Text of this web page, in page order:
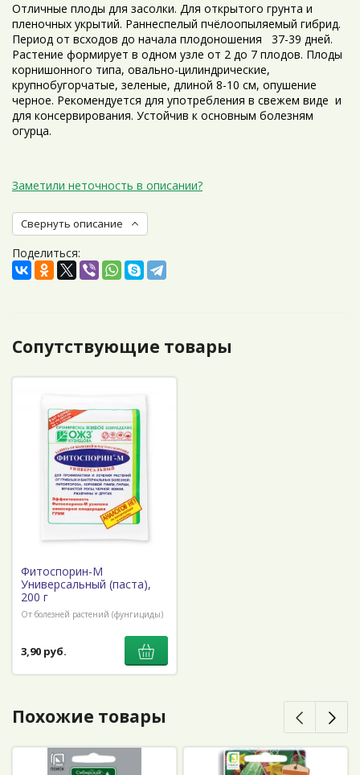
Отличные плоды для засолки. Для открытого грунта и
пленочных укрытий. Раннеспелый пчёлоопыляемый гибрид.
Период от всходов до начала плодоношения 37-39 дней.
Растение формирует в одном узле от 2 до 7 плодов. Плоды
корнишонного типа, овально-цилиндрические,
крупнобугорчатые, зеленые, длиной 8-10 см, опушение
черное. Рекомендуется для употребления в свежем виде и
для консервирования. Устойчив к основным болезням
огурца.
Заметили неточность в описании?
Свернуть описание
Поделиться:
Сопутствующие товары
Фитоспорин-М
Универсальный (паста),
200 г
От болезней растений (фунгициды)
3,90 руб.
Похожие товары